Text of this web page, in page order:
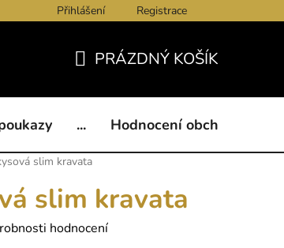
Kontakty Obchodní podmínky
Přihlášení Registrace
KOŠÍK
PRÁZDNÝ KOŠÍK
... Hodnocení obchodu
slim kravata
slim kravata
hodnocení